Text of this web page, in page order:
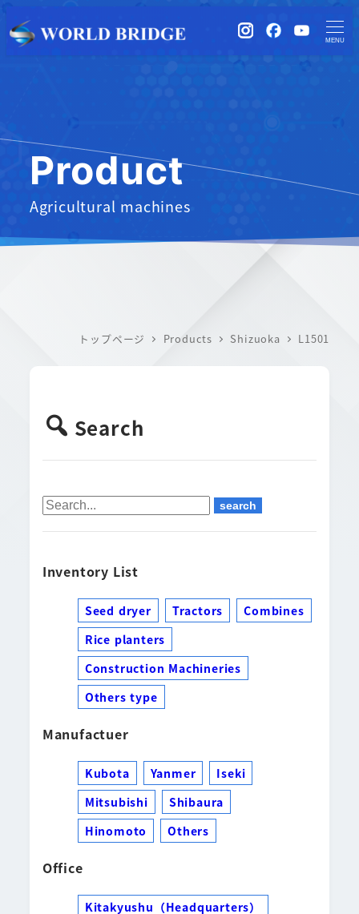
instagramFacebook
MENU
Product
Agricultural machines
トップページ Products Shizuoka L1501
Search
Inventory List
Seed dryer Tractors
Combines
Rice planters
Construction Machineries
Others type
Manufactuer
Kubota Yanmer
Iseki
Mitsubishi
Shibaura
Hinomoto
Others
Office
Kitakyushu（Headquarters）